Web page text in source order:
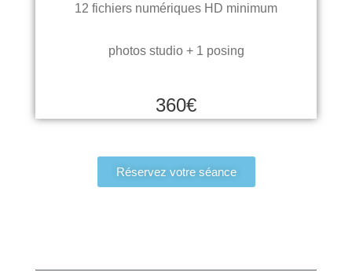
12 fichiers numériques HD minimum
photos studio + 1 posing
360€
Réservez votre séance